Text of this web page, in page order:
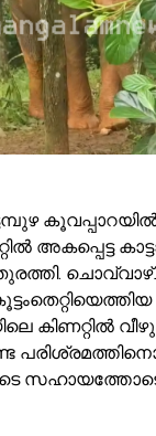
അകപ്പെട്ട
തുരത്തി.
കിണറ്റില്‍